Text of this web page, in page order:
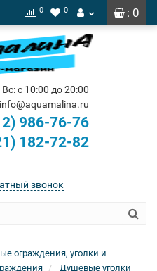
: 0
0 0
с 10:00 до 20:00
info@aquamalina.ru
986-76-76
182-72-82
звонок
ограждения, уголки и
Душевые уголки